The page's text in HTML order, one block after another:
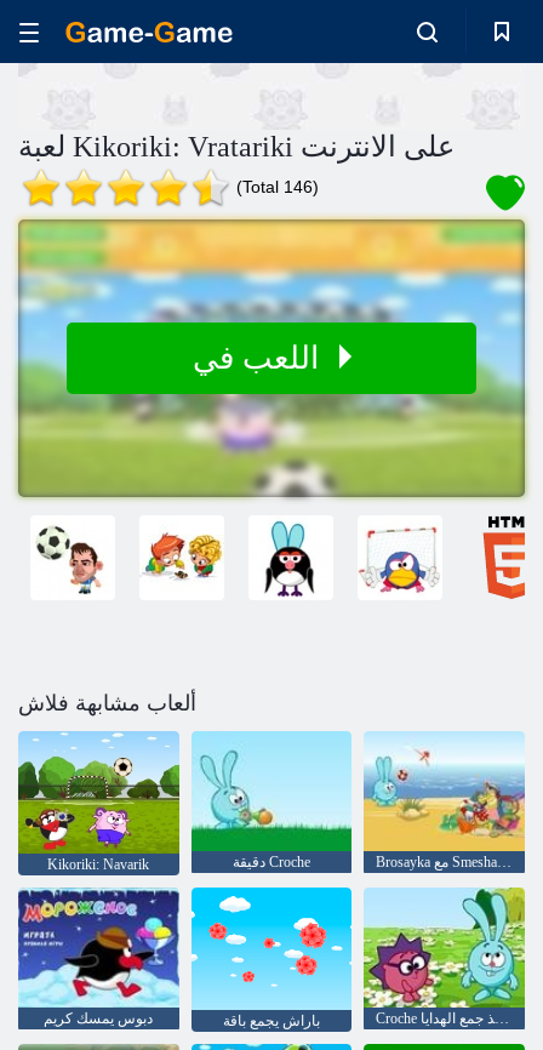
لعبة Kikoriki: Vratariki على الانترنت
(Total 146)
ألعاب مشابهة فلاش
Kikoriki: Navarik دقيقة Croche Brosayka مع Smeshariki
دبوس يمسك كريم باراش يجمع باقة Croche والقنفذ جمع الهدايا